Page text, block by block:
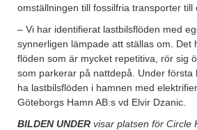
omställningen till fossilfria transporter till
– Vi har identifierat lastbilsflöden med
synnerligen lämpade att ställas om. Det
flöden som är mycket repetitiva, rör sig
som parkerar på nattdepå. Under första
ha lastbilsflöden i hamnen med
Göteborgs Hamn AB:s vd Elvir Dzanic.
BILDEN UNDER visar platsen för Circle